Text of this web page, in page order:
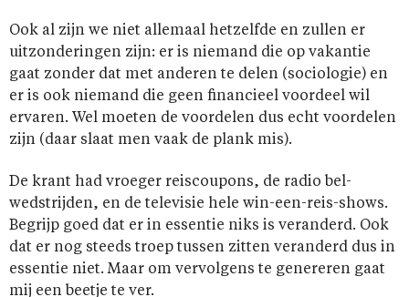
Ook al zijn we niet allemaal hetzelfde en zullen er
uitzonderingen zijn: er is niemand die op vakantie
gaat zonder dat met anderen te delen (sociologie) en
er is ook niemand die geen financieel voordeel wil
ervaren. Wel moeten de voordelen dus echt voordelen
zijn (daar slaat men vaak de plank mis).
De krant had vroeger reiscoupons, de radio bel-
wedstrijden, en de televisie hele win-een-reis-shows.
Begrijp goed dat er in essentie niks is veranderd. Ook
dat er nog steeds troep tussen zitten veranderd dus in
essentie niet. Maar om vervolgens te genereren gaat
mij een beetje te ver.